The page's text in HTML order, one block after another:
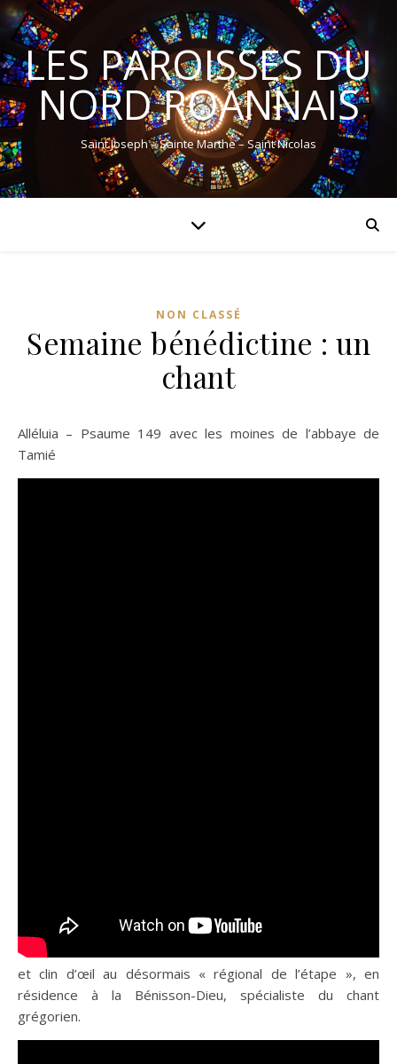
LES PAROISSES DU
NORD ROANNAIS
Saint Joseph – Sainte Marthe – Saint Nicolas
NON CLASSÉ
Semaine bénédictine : un
chant
Alléluia – Psaume 149 avec les moines de l’abbaye de
Tamié
et clin d’œil au désormais « régional de l’étape », en
résidence à la Bénisson-Dieu, spécialiste du chant
grégorien.